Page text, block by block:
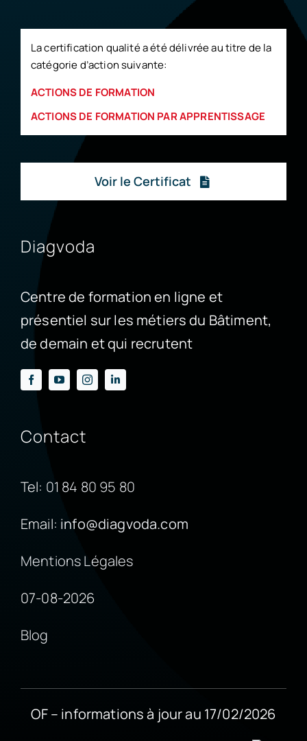
La certification qualité a été délivrée au titre de la
catégorie d’action suivante:
ACTIONS DE FORMATION
ACTIONS DE FORMATION PAR APPRENTISSAGE
Voir le Certificat
Diagvoda
Centre de formation en ligne et
présentiel sur les métiers du Bâtiment,
de demain et qui recrutent
Contact
Tel: 01 84 80 95 80
Email: info@diagvoda.com
Mentions Légales
07-08-2026
Blog
OF – informations à jour au 17/02/2026